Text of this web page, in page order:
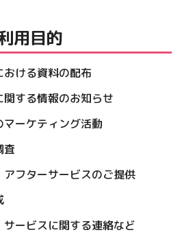
用目的
ける資料の配布
する情報のお知らせ
マーケティング活動
査
アフターサービスのご提供
ービスに関する連絡など